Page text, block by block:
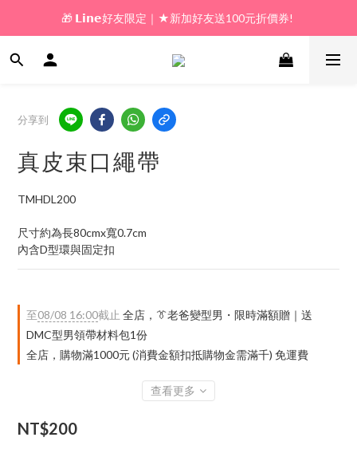
🎁 新好友購物金｜★加入新會員領券送100元!
🎁 𝗟𝗶𝗻𝗲好友限定｜★新加好友送100元折價券!
🎁 新好友購物金｜★加入新會員領券送100元!
分享到
真皮束口繩帶
TMHDL200
尺寸約為長80cmx寬0.7cm
內含D型環與固定扣
至08/08 16:00截止 全店，👔老爸變型男・限時滿額贈｜送
DMC型男領帶材料包1份
全店，購物滿1000元 (消費金額扣抵購物金需滿千) 免運費
查看更多
NT$200